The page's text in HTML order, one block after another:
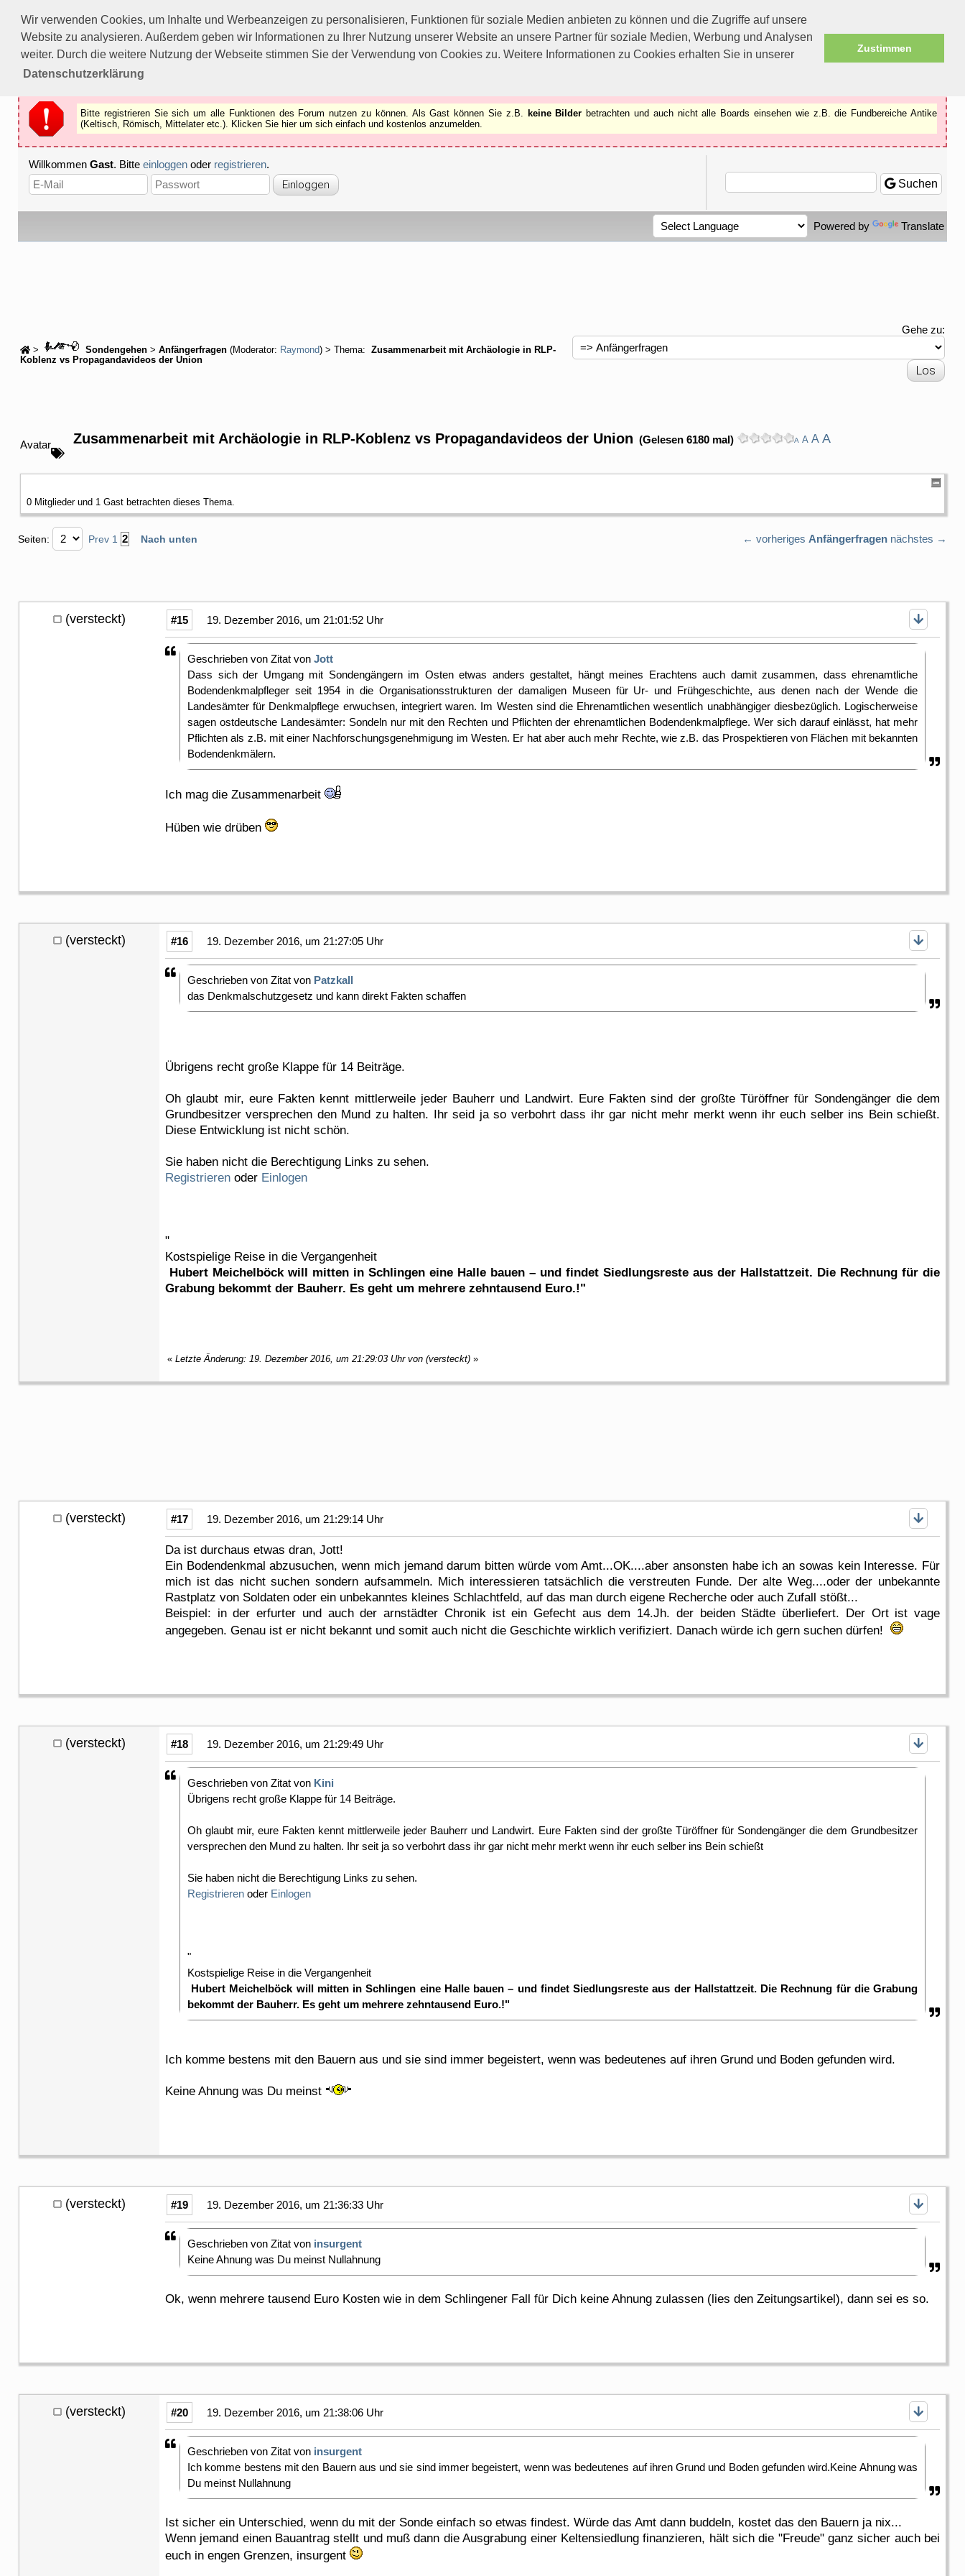
Wir verwenden Cookies, um Inhalte und Werbeanzeigen zu personalisieren, Funktionen für soziale Medien anbieten zu können und die Zugriffe auf unsere
Website zu analysieren. Außerdem geben wir Informationen zu Ihrer Nutzung unserer Website an unsere Partner für soziale Medien, Werbung und Analysen
weiter. Durch die weitere Nutzung der Webseite stimmen Sie der Verwendung von Cookies zu. Weitere Informationen zu Cookies erhalten Sie in unserer
Datenschutzerklärung
Zustimmen
Bitte registrieren Sie sich um alle Funktionen des Forums nutzen zu können.
Als Gast können Sie z.B.keine Bilderbetrachten.
Registrieren
Schliessen
Bitte registrieren Sie sich um alle Funktionen des Forum nutzen zu können. Als Gast können Sie z.B. keine Bilder betrachten und auch nicht alle Boards einsehen wie z.B. die Fundbereiche Antike
(Keltisch, Römisch, Mittelater etc.). Klicken Sie hier um sich einfach und kostenlos anzumelden.
Willkommen Gast. Bitte einloggen oder registrieren.
Suchen
Powered by Translate
> Sondengehen > Anfängerfragen (Moderator: Raymond) > Thema:
Zusammenarbeit mit Archäologie in RLP-
Koblenz vs Propagandavideos der Union
Gehe zu:
Avatar Zusammenarbeit mit Archäologie in RLP-Koblenz vs Propagandavideos der Union (Gelesen 6180 mal) A A A A
0 Mitglieder und 1 Gast betrachten dieses Thema.
Seiten: Prev 1 2 Nach unten ← vorheriges Anfängerfragen nächstes →
(versteckt) #15 19. Dezember 2016, um 21:01:52 Uhr
Geschrieben von Zitat von Jott
Dass sich der Umgang mit Sondengängern im Osten etwas anders gestaltet, hängt meines Erachtens auch damit zusammen, dass ehrenamtliche
Bodendenkmalpfleger seit 1954 in die Organisationsstrukturen der damaligen Museen für Ur- und Frühgeschichte, aus denen nach der Wende die
Landesämter für Denkmalpflege erwuchsen, integriert waren. Im Westen sind die Ehrenamtlichen wesentlich unabhängiger diesbezüglich. Logischerweise
sagen ostdeutsche Landesämter: Sondeln nur mit den Rechten und Pflichten der ehrenamtlichen Bodendenkmalpflege. Wer sich darauf einlässt, hat mehr
Pflichten als z.B. mit einer Nachforschungsgenehmigung im Westen. Er hat aber auch mehr Rechte, wie z.B. das Prospektieren von Flächen mit bekannten
Bodendenkmälern.
Ich mag die Zusammenarbeit
Hüben wie drüben
(versteckt) #16 19. Dezember 2016, um 21:27:05 Uhr
Geschrieben von Zitat von Patzkall
das Denkmalschutzgesetz und kann direkt Fakten schaffen
Übrigens recht große Klappe für 14 Beiträge.
Oh glaubt mir, eure Fakten kennt mittlerweile jeder Bauherr und Landwirt. Eure Fakten sind der großte Türöffner für Sondengänger die dem
Grundbesitzer versprechen den Mund zu halten. Ihr seid ja so verbohrt dass ihr gar nicht mehr merkt wenn ihr euch selber ins Bein schießt.
Diese Entwicklung ist nicht schön.
Sie haben nicht die Berechtigung Links zu sehen.
Registrieren oder Einlogen
"
Kostspielige Reise in die Vergangenheit
Hubert Meichelböck will mitten in Schlingen eine Halle bauen – und findet Siedlungsreste aus der Hallstattzeit. Die Rechnung für die
Grabung bekommt der Bauherr. Es geht um mehrere zehntausend Euro.!"
« Letzte Änderung: 19. Dezember 2016, um 21:29:03 Uhr von (versteckt) »
(versteckt) #17 19. Dezember 2016, um 21:29:14 Uhr
Da ist durchaus etwas dran, Jott!
Ein Bodendenkmal abzusuchen, wenn mich jemand darum bitten würde vom Amt...OK....aber ansonsten habe ich an sowas kein Interesse. Für
mich ist das nicht suchen sondern aufsammeln. Mich interessieren tatsächlich die verstreuten Funde. Der alte Weg....oder der unbekannte
Rastplatz von Soldaten oder ein unbekanntes kleines Schlachtfeld, auf das man durch eigene Recherche oder auch Zufall stößt...
Beispiel: in der erfurter und auch der arnstädter Chronik ist ein Gefecht aus dem 14.Jh. der beiden Städte überliefert. Der Ort ist vage
angegeben. Genau ist er nicht bekannt und somit auch nicht die Geschichte wirklich verifiziert. Danach würde ich gern suchen dürfen!
(versteckt) #18 19. Dezember 2016, um 21:29:49 Uhr
Geschrieben von Zitat von Kini
Übrigens recht große Klappe für 14 Beiträge.
Oh glaubt mir, eure Fakten kennt mittlerweile jeder Bauherr und Landwirt. Eure Fakten sind der großte Türöffner für Sondengänger die dem Grundbesitzer
versprechen den Mund zu halten. Ihr seit ja so verbohrt dass ihr gar nicht mehr merkt wenn ihr euch selber ins Bein schießt
Sie haben nicht die Berechtigung Links zu sehen.
Registrieren oder Einlogen
"
Kostspielige Reise in die Vergangenheit
Hubert Meichelböck will mitten in Schlingen eine Halle bauen – und findet Siedlungsreste aus der Hallstattzeit. Die Rechnung für die Grabung
bekommt der Bauherr. Es geht um mehrere zehntausend Euro.!"
Ich komme bestens mit den Bauern aus und sie sind immer begeistert, wenn was bedeutenes auf ihren Grund und Boden gefunden wird.
Keine Ahnung was Du meinst
(versteckt) #19 19. Dezember 2016, um 21:36:33 Uhr
Geschrieben von Zitat von insurgent
Keine Ahnung was Du meinst Nullahnung
Ok, wenn mehrere tausend Euro Kosten wie in dem Schlingener Fall für Dich keine Ahnung zulassen (lies den Zeitungsartikel), dann sei es so.
(versteckt) #20 19. Dezember 2016, um 21:38:06 Uhr
Geschrieben von Zitat von insurgent
Ich komme bestens mit den Bauern aus und sie sind immer begeistert, wenn was bedeutenes auf ihren Grund und Boden gefunden wird.Keine Ahnung was
Du meinst Nullahnung
Ist sicher ein Unterschied, wenn du mit der Sonde einfach so etwas findest. Würde das Amt dann buddeln, kostet das den Bauern ja nix...
Wenn jemand einen Bauantrag stellt und muß dann die Ausgrabung einer Keltensiedlung finanzieren, hält sich die "Freude" ganz sicher auch bei
euch in engen Grenzen, insurgent